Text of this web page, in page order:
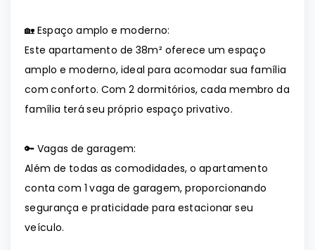
🏡 Espaço amplo e moderno:
Este apartamento de 38m² oferece um espaço
amplo e moderno, ideal para acomodar sua família
com conforto. Com 2 dormitórios, cada membro da
família terá seu próprio espaço privativo.
🔑 Vagas de garagem:
Além de todas as comodidades, o apartamento
conta com 1 vaga de garagem, proporcionando
segurança e praticidade para estacionar seu
veículo.